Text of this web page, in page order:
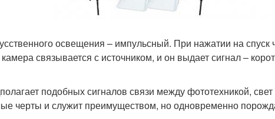
освещения – импульсный. При нажатии на спуск
связывается с источником, и он выдает сигнал –
подобных сигналов связи между фототехникой,
черты и служит преимуществом, но одновременно